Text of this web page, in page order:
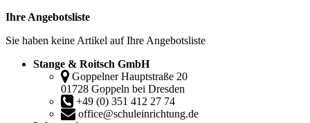
Ihre Angebotsliste
Sie haben keine Artikel auf Ihre Angebotsliste
Stange & Roitsch GmbH
Goppelner Hauptstraße 20
01728 Goppeln bei Dresden
+49 (0) 351 412 27 74
office@schuleinrichtung.de